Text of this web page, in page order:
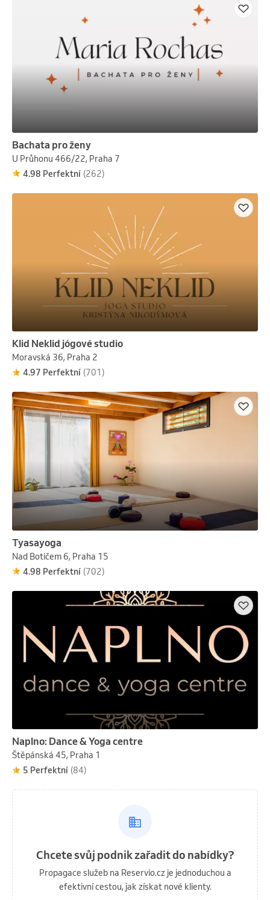
Bachata pro ženy
U Průhonu 466/22, Praha 7
4.98 Perfektní (262)
Klid Neklid jógové studio
Moravská 36, Praha 2
4.97 Perfektní (701)
Tyasayoga
Nad Botičem 6, Praha 15
4.98 Perfektní (702)
Naplno: Dance & Yoga centre
Štěpánská 45, Praha 1
5 Perfektní (84)
Chcete svůj podnik zařadit do nabídky?
Propagace služeb na Reservio.cz je jednoduchou a
efektivní cestou, jak získat nové klienty.